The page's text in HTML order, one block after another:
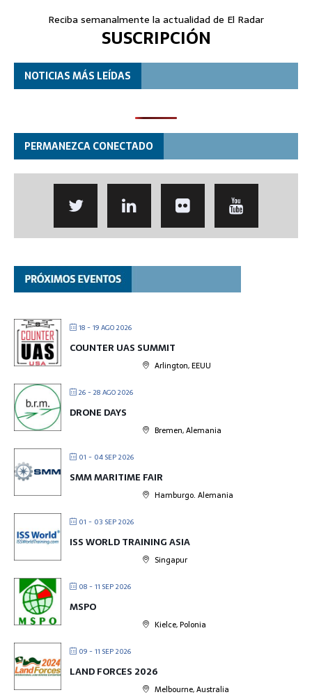
Reciba semanalmente la actualidad de El Radar
SUSCRIPCIÓN
NOTICIAS MÁS LEÍDAS
PERMANEZCA CONECTADO
18 - 19 AGO 2026
COUNTER UAS SUMMIT
Arlington, EEUU
26 - 28 AGO 2026
DRONE DAYS
Bremen, Alemania
01 - 04 SEP 2026
SMM MARITIME FAIR
Hamburgo. Alemania
01 - 03 SEP 2026
ISS WORLD TRAINING ASIA
Singapur
08 - 11 SEP 2026
MSPO
Kielce, Polonia
09 - 11 SEP 2026
LAND FORCES 2026
Melbourne, Australia